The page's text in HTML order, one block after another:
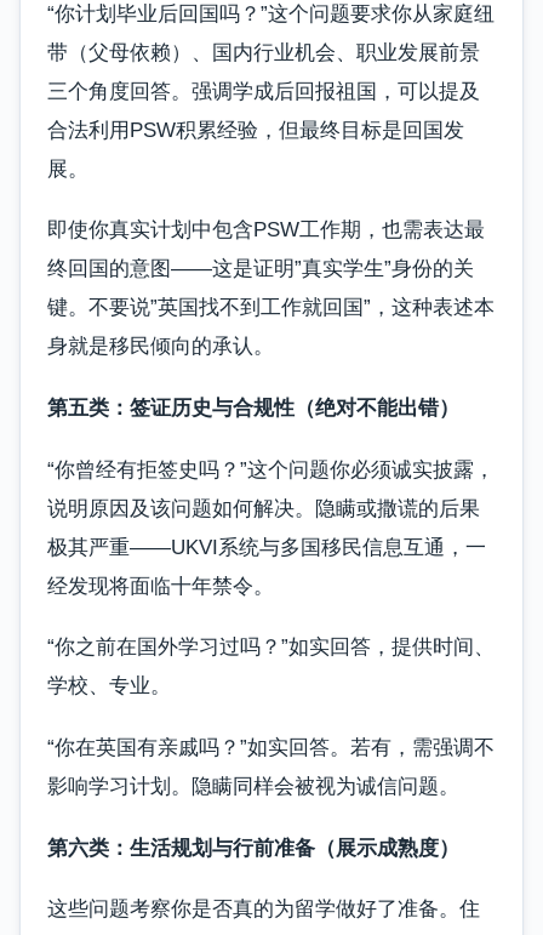
“你计划毕业后回国吗？”这个问题要求你从家庭纽
带（父母依赖）、国内行业机会、职业发展前景
三个角度回答。强调学成后回报祖国，可以提及
合法利用PSW积累经验，但最终目标是回国发
展。
即使你真实计划中包含PSW工作期，也需表达最
终回国的意图——这是证明”真实学生”身份的关
键。不要说”英国找不到工作就回国”，这种表述本
身就是移民倾向的承认。
第五类：签证历史与合规性（绝对不能出错）
“你曾经有拒签史吗？”这个问题你必须诚实披露，
说明原因及该问题如何解决。隐瞒或撒谎的后果
极其严重——UKVI系统与多国移民信息互通，一
经发现将面临十年禁令。
“你之前在国外学习过吗？”如实回答，提供时间、
学校、专业。
“你在英国有亲戚吗？”如实回答。若有，需强调不
影响学习计划。隐瞒同样会被视为诚信问题。
第六类：生活规划与行前准备（展示成熟度）
这些问题考察你是否真的为留学做好了准备。住